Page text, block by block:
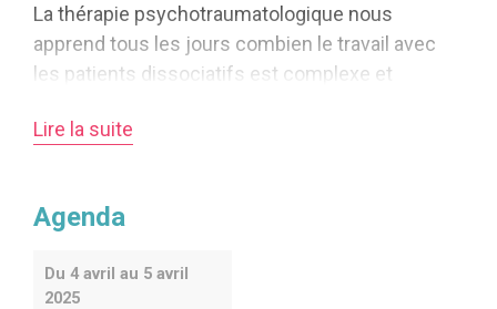
La thérapie psychotraumatologique nous
apprend tous les jours combien le travail avec
les patients dissociatifs est complexe et
et pour le patient. Ce travail thérapeutique
pratique à la fois rigoureuse et adaptative face à
L’objectif de ces deux journées est d’approfondir
Lire la suite
Agenda
Du 4 avril au 5 avril
2025